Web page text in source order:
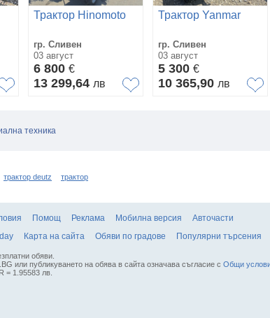
Трактор Hinomoto
гр. Сливен
03 август
6 800 €
13 299,64 лв
Трактор Yanmar
гр. Сливен
03 август
5 300 €
10 365,90 лв
техника
трактор deutz трактор
Помощ Реклама Мобилна версия
Авточасти
Карта на сайта Обяви по градове Популярни търсения
обяви.
или публикуването на обява в сайта означава съгласие с Общи
= 1.95583 лв.